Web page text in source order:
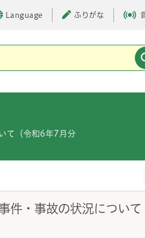
Language ふりがな
て（令和6年7月分
件・事故の状況につい